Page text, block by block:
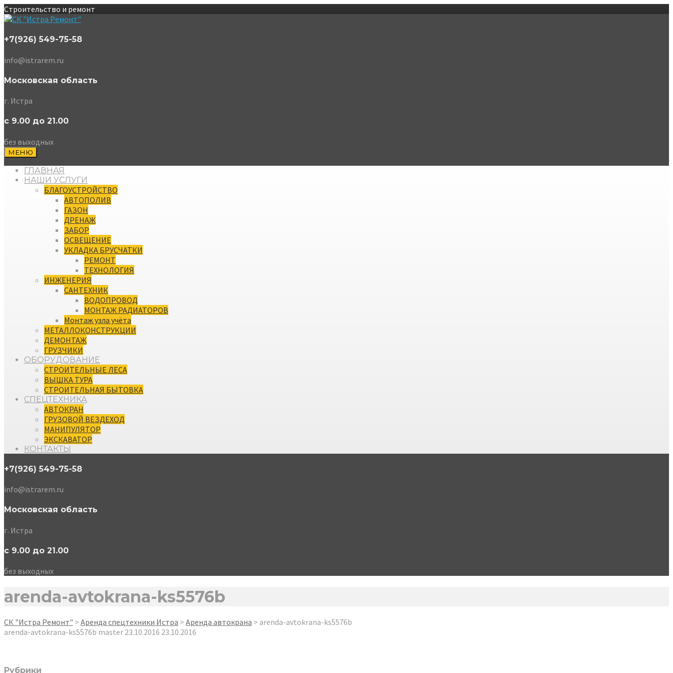
Строительство и ремонт
+7(926) 549-75-58
info@istrarem.ru
Московская область
г. Истра
с 9.00 до 21.00
без выходных
МЕНЮ
ГЛАВНАЯ
НАШИ УСЛУГИ
БЛАГОУСТРОЙСТВО
АВТОПОЛИВ
ГАЗОН
ДРЕНАЖ
ЗАБОР
ОСВЕЩЕНИЕ
УКЛАДКА БРУСЧАТКИ
РЕМОНТ
ТЕХНОЛОГИЯ
ИНЖЕНЕРИЯ
САНТЕХНИК
ВОДОПРОВОД
МОНТАЖ РАДИАТОРОВ
Монтаж узла учёта
МЕТАЛЛОКОНСТРУКЦИИ
ДЕМОНТАЖ
ГРУЗЧИКИ
ОБОРУДОВАНИЕ
СТРОИТЕЛЬНЫЕ ЛЕСА
ВЫШКА ТУРА
СТРОИТЕЛЬНАЯ БЫТОВКА
СПЕЦТЕХНИКА
АВТОКРАН
ГРУЗОВОЙ ВЕЗДЕХОД
МАНИПУЛЯТОР
ЭКСКАВАТОР
КОНТАКТЫ
+7(926) 549-75-58
info@istrarem.ru
Московская область
г. Истра
с 9.00 до 21.00
без выходных
arenda-avtokrana-ks5576b
СК "Истра Ремонт" > Аренда спецтехники Истра > Аренда автокрана > arenda-avtokrana-ks5576b
arenda-avtokrana-ks5576b master 23.10.2016 23.10.2016
Рубрики